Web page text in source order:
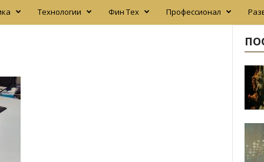
Технологии Фин Тех Профессионал